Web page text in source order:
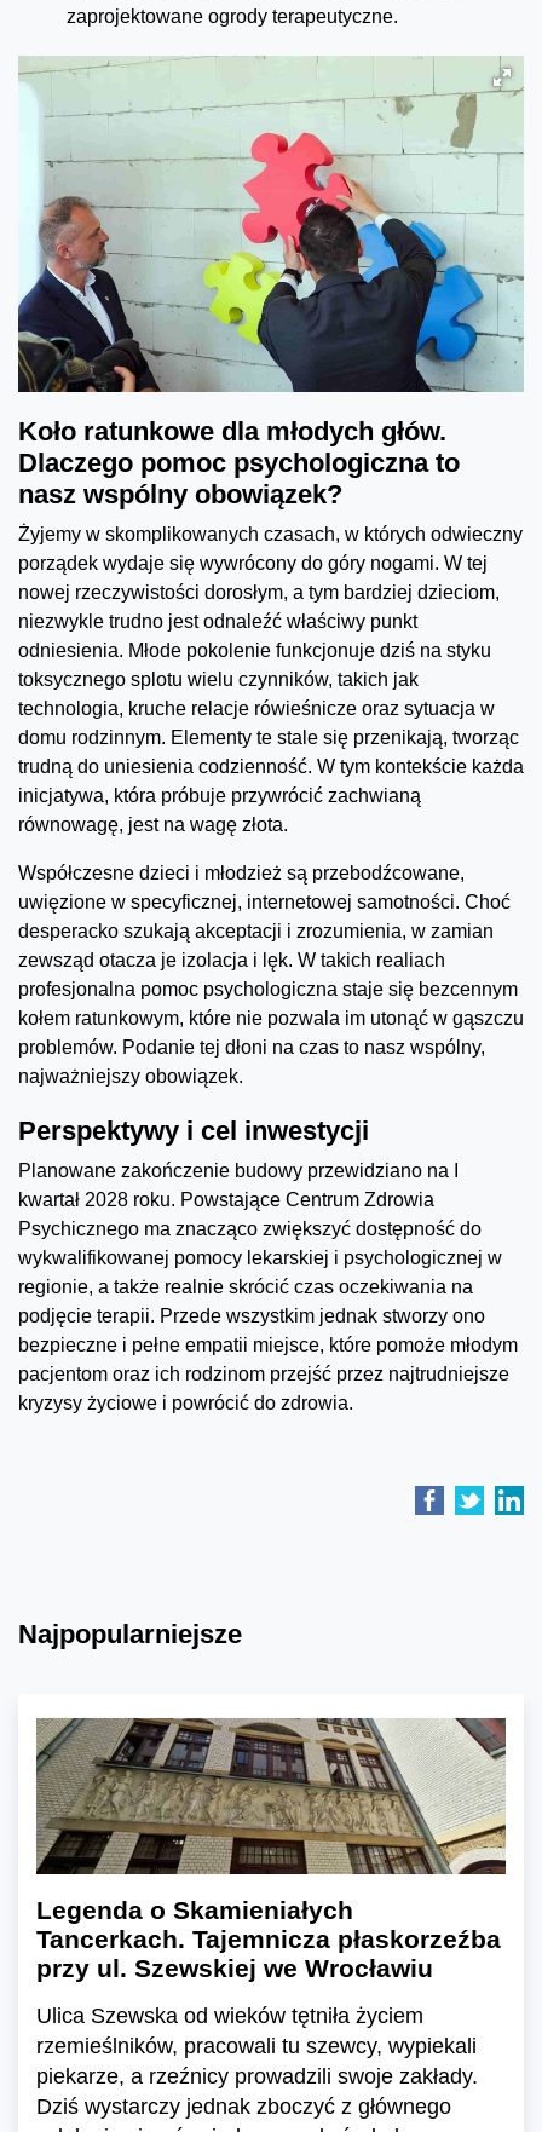
zaprojektowane ogrody terapeutyczne.
Koło ratunkowe dla młodych głów.
Dlaczego pomoc psychologiczna to
nasz wspólny obowiązek?
Żyjemy w skomplikowanych czasach, w których odwieczny
porządek wydaje się wywrócony do góry nogami. W tej
nowej rzeczywistości dorosłym, a tym bardziej dzieciom,
niezwykle trudno jest odnaleźć właściwy punkt
odniesienia. Młode pokolenie funkcjonuje dziś na styku
toksycznego splotu wielu czynników, takich jak
technologia, kruche relacje rówieśnicze oraz sytuacja w
domu rodzinnym. Elementy te stale się przenikają, tworząc
trudną do uniesienia codzienność. W tym kontekście każda
inicjatywa, która próbuje przywrócić zachwianą
równowagę, jest na wagę złota.
Współczesne dzieci i młodzież są przebodźcowane,
uwięzione w specyficznej, internetowej samotności. Choć
desperacko szukają akceptacji i zrozumienia, w zamian
zewsząd otacza je izolacja i lęk. W takich realiach
profesjonalna pomoc psychologiczna staje się bezcennym
kołem ratunkowym, które nie pozwala im utonąć w gąszczu
problemów. Podanie tej dłoni na czas to nasz wspólny,
najważniejszy obowiązek.
Perspektywy i cel inwestycji
Planowane zakończenie budowy przewidziano na I
kwartał 2028 roku. Powstające Centrum Zdrowia
Psychicznego ma znacząco zwiększyć dostępność do
wykwalifikowanej pomocy lekarskiej i psychologicznej w
regionie, a także realnie skrócić czas oczekiwania na
podjęcie terapii. Przede wszystkim jednak stworzy ono
bezpieczne i pełne empatii miejsce, które pomoże młodym
pacjentom oraz ich rodzinom przejść przez najtrudniejsze
kryzysy życiowe i powrócić do zdrowia.
Najpopularniejsze
Legenda o Skamieniałych
Tancerkach. Tajemnicza płaskorzeźba
przy ul. Szewskiej we Wrocławiu
Ulica Szewska od wieków tętniła życiem
rzemieślników, pracowali tu szewcy, wypiekali
piekarze, a rzeźnicy prowadzili swoje zakłady.
Dziś wystarczy jednak zboczyć z głównego